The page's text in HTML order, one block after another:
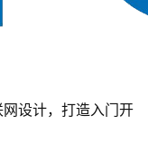
设计，打造入门开